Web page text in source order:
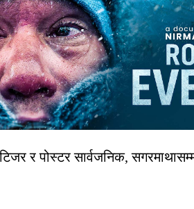
र पोस्टर सार्वजनिक,